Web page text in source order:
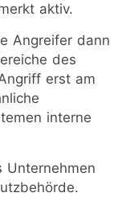
aktiv.
Angreifer dann
des
erst am
interne
Unternehmen